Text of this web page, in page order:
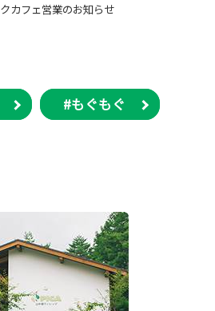
カフェ営業のお知らせ
#もぐもぐ